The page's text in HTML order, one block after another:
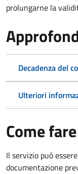
prolungarne la
Decadenza del
Ulteriori
Come fare
Il servizio può
documentazione